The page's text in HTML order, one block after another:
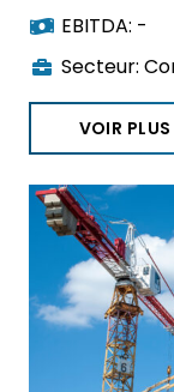
EBITDA: -
Secteur:
VOIR PLUS